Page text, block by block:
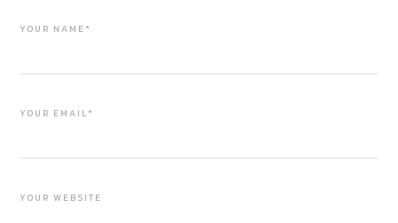
YOUR NAME*
YOUR EMAIL*
YOUR WEBSITE